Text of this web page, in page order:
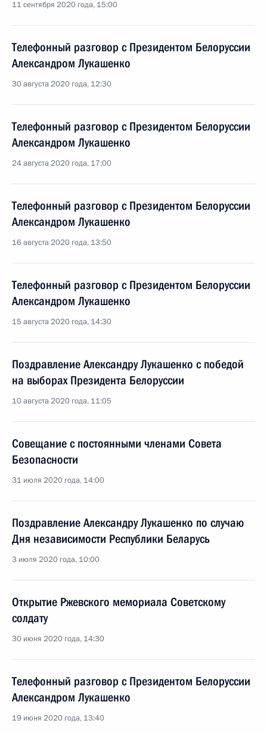
11 сентября 2020 года, 15:00
Телефонный разговор с Президентом Белоруссии
Александром Лукашенко
30 августа 2020 года, 12:30
Телефонный разговор с Президентом Белоруссии
Александром Лукашенко
24 августа 2020 года, 17:00
Телефонный разговор с Президентом Белоруссии
Александром Лукашенко
16 августа 2020 года, 13:50
Телефонный разговор с Президентом Белоруссии
Александром Лукашенко
15 августа 2020 года, 14:30
Поздравление Александру Лукашенко с победой
на выборах Президента Белоруссии
10 августа 2020 года, 11:05
Совещание с постоянными членами Совета
Безопасности
31 июля 2020 года, 14:00
Поздравление Александру Лукашенко по случаю
Дня независимости Республики Беларусь
3 июля 2020 года, 10:00
Открытие Ржевского мемориала Советскому
солдату
30 июня 2020 года, 14:30
Телефонный разговор с Президентом Белоруссии
Александром Лукашенко
19 июня 2020 года, 13:40